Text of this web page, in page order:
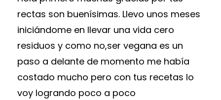
rectas son buenísimas. Llevo unos meses
iniciándome en llevar una vida cero
residuos y como no,ser vegana es un
paso a delante de momento me había
costado mucho pero con tus recetas lo
voy logrando poco a poco